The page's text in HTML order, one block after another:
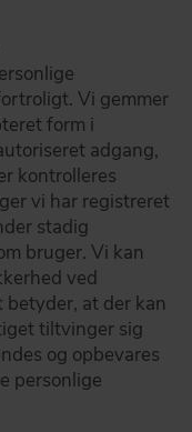
Vi gemmer
form i
adgang,
kontrolleres
vi har registreret
stadig
bruger. Vi kan
ved
at der kan
tiltvinger sig
og opbevares
personlige